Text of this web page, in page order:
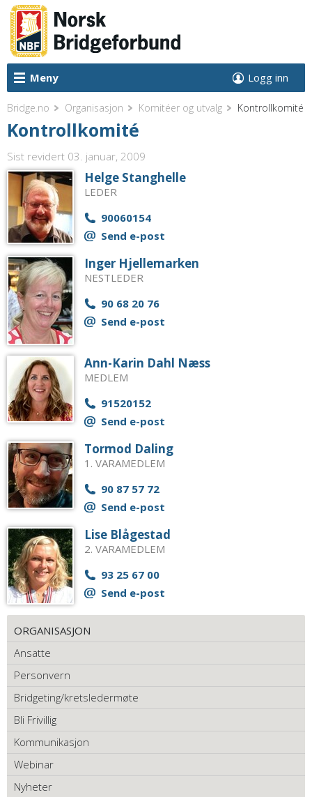
Meny Logg inn
Bridge.no Organisasjon Komitéer og utvalg Kontrollkomité
Kontrollkomité
Sist revidert 03. januar, 2009
Helge Stanghelle
LEDER
90060154
Send e-post
Inger Hjellemarken
NESTLEDER
90 68 20 76
Send e-post
Ann-Karin Dahl Næss
MEDLEM
91520152
Send e-post
Tormod Daling
1. VARAMEDLEM
90 87 57 72
Send e-post
Lise Blågestad
2. VARAMEDLEM
93 25 67 00
Send e-post
ORGANISASJON
Ansatte
Personvern
Bridgeting/kretsledermøte
Bli Frivillig
Kommunikasjon
Webinar
Nyheter